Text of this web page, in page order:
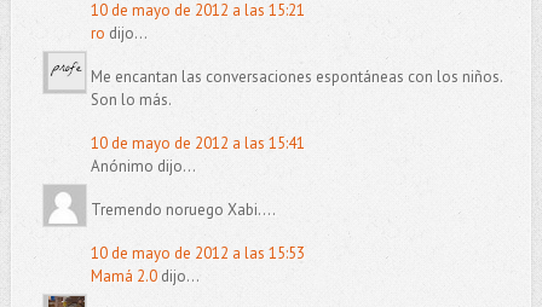
10 de mayo de 2012 a las 15:21
ro dijo...
Me encantan las conversaciones espontáneas con los niños.
Son lo más.
10 de mayo de 2012 a las 15:41
Anónimo dijo...
Tremendo noruego Xabi....
10 de mayo de 2012 a las 15:53
Mamá 2.0dijo...